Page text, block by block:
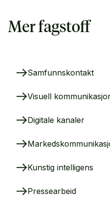
Mer fagstoff
Samfunnskontakt
Visuell
Digitale kanaler
Kunstig intelligens
Pressearbeid